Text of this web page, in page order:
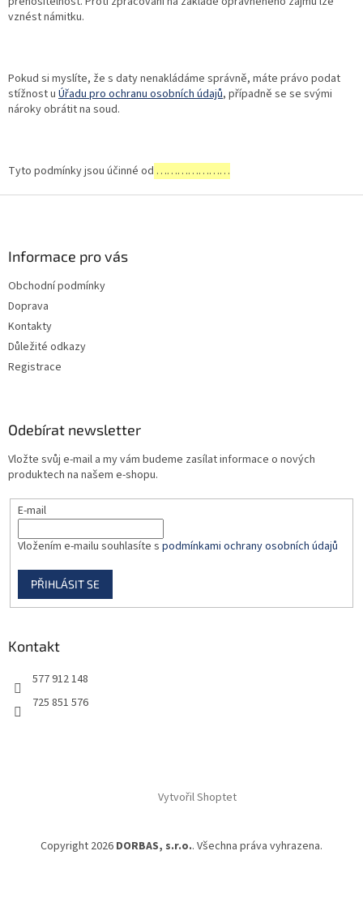
vznést námitku.
Pokud si myslíte, že s daty nenakládáme správně, máte právo podat
stížnost u Úřadu pro ochranu osobních údajů, případně se se svými
nároky obrátit na soud.
Tyto podmínky jsou účinné od …………………
Informace pro vás
Obchodní podmínky
Doprava
Kontakty
Důležité odkazy
Registrace
Odebírat newsletter
Vložte svůj e-mail a my vám budeme zasílat informace o nových
produktech na našem e-shopu.
E-mail
Vložením e-mailu souhlasíte s podmínkami ochrany osobních údajů
PŘIHLÁSIT SE
Kontakt
577 912 148
725 851 576
Vytvořil Shoptet
Copyright 2026 DORBAS, s.r.o.. Všechna práva vyhrazena.